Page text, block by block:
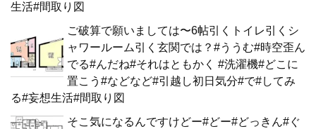
生活#間取り図
ご破算で願いましては〜6帖引くトイレ引くシ
ャワールーム引く玄関では？#ううむ#時空歪ん
でる#んだね#それはともかく #洗濯機#どこに
置こう#などなど#引越し初日気分#で#してみ
る#妄想生活#間取り図
そこ気になるんですけどー#どー#どっきん#ぐ